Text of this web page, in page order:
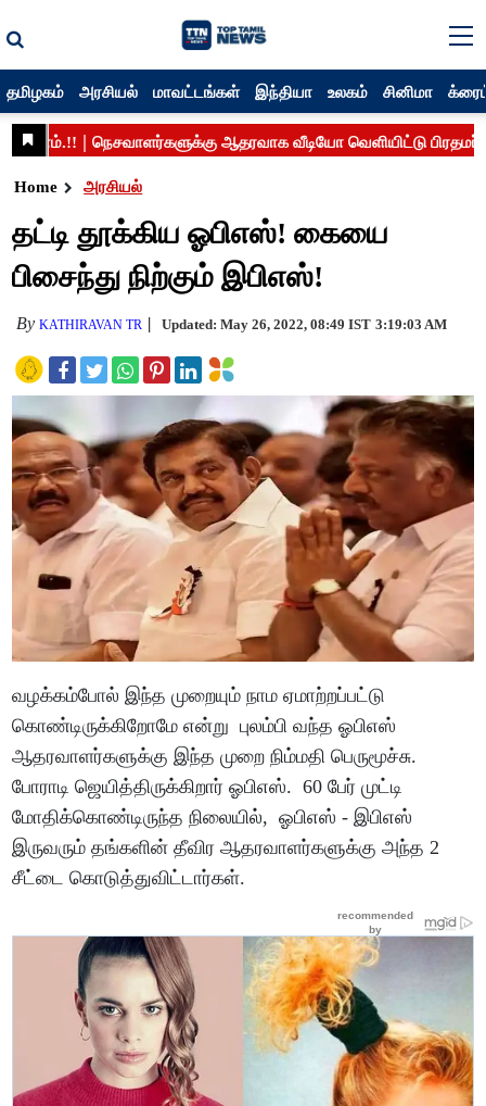
தமிழகம் அரசியல் மாவட்டங்கள் இந்தியா உலகம் சினிமா
Home அரசியல்
தட்டி தூக்கிய ஓபிஎஸ்! கையை
பிசைந்து நிற்கும் இபிஎஸ்!
ByKATHIRAVAN TR Updated: May 26, 2022, 08:49 IST 3:19:03 AM
வழக்கம்போல் இந்த முறையும் நாம ஏமாற்றப்பட்டு
கொண்டிருக்கிறோமே என்று புலம்பி வந்த ஓபிஎஸ்
ஆதரவாளர்களுக்கு இந்த முறை நிம்மதி பெருமூச்சு.
போராடி ஜெயித்திருக்கிறார் ஓபிஎஸ். 60 பேர் முட்டி
மோதிக்கொண்டிருந்த நிலையில், ஓபிஎஸ் - இபிஎஸ்
இருவரும் தங்களின் தீவிர ஆதரவாளர்களுக்கு அந்த 2
சீட்டை கொடுத்துவிட்டார்கள்.